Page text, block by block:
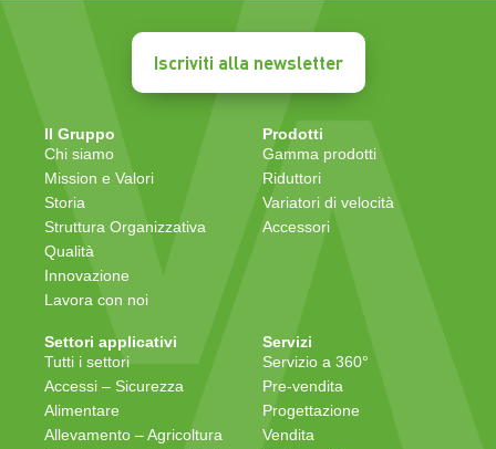
Iscriviti alla newsletter
Il Gruppo
Chi siamo
Mission e Valori
Storia
Struttura Organizzativa
Qualità
Innovazione
Lavora con noi
Prodotti
Gamma prodotti
Riduttori
Variatori di velocità
Accessori
Settori applicativi
Tutti i settori
Accessi – Sicurezza
Alimentare
Allevamento – Agricoltura
Servizi
Servizio a 360°
Pre-vendita
Progettazione
Vendita